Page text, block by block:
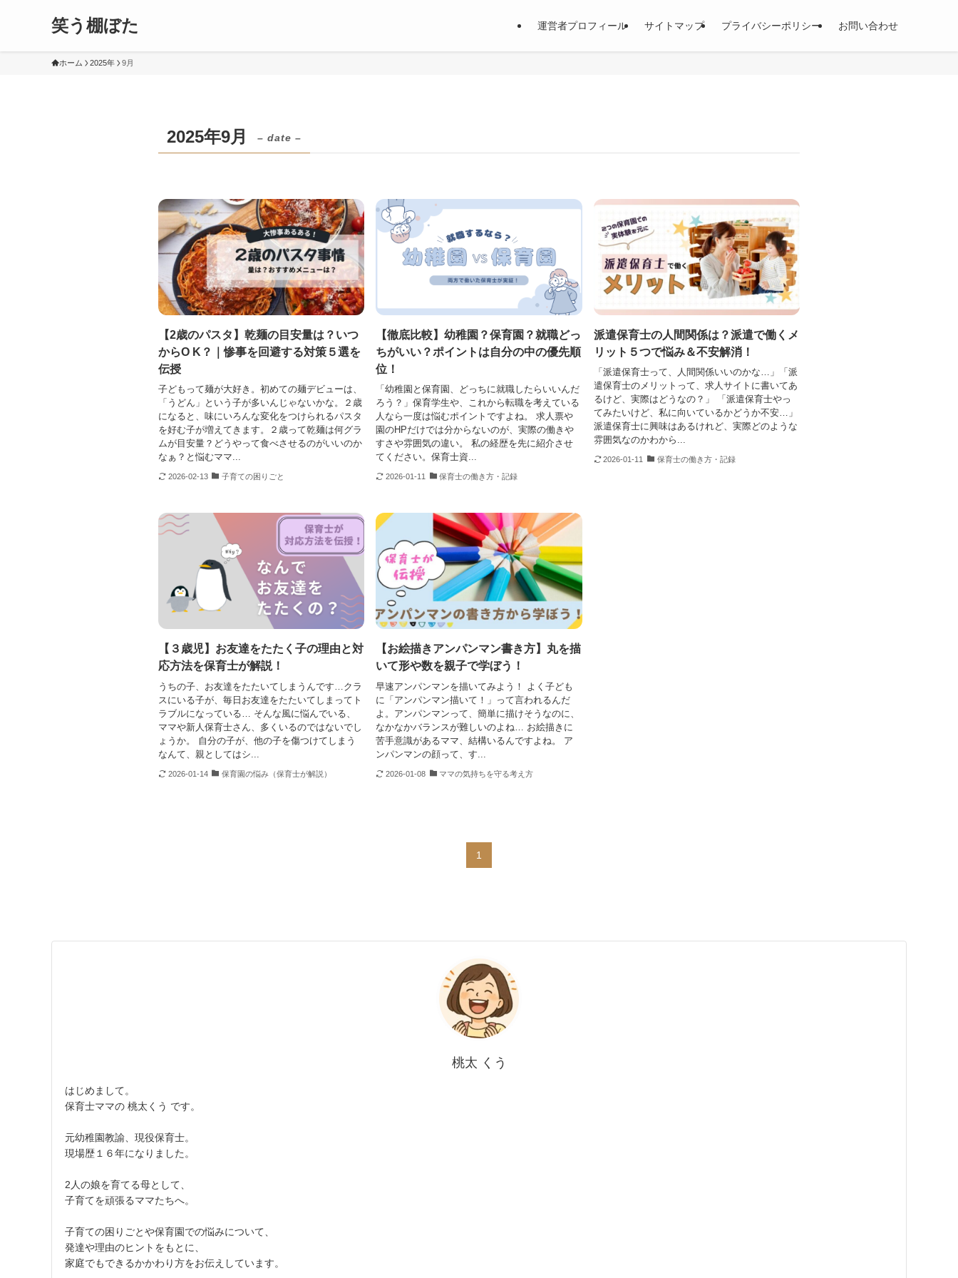
笑う棚ぼた 運営者プロフィール サイトマップ プライバシーポリシー お問い合わせ
ホーム 2025年 9月
2025年9月 – date –
【2歳のパスタ】乾麺の目安量は？いつ
からO K？｜惨事を回避する対策５選を
伝授
子どもって麺が大好き。初めての麺デビューは、
「うどん」という子が多いんじゃないかな。２歳
になると、味にいろんな変化をつけられるパスタ
を好む子が増えてきます。２歳って乾麺は何グラ
ムが目安量？どうやって食べさせるのがいいのか
なぁ？と悩むママ...
2026-02-13 子育ての困りごと
【徹底比較】幼稚園？保育園？就職どっ
ちがいい？ポイントは自分の中の優先順
位！
「幼稚園と保育園、どっちに就職したらいいんだ
ろう？」保育学生や、これから転職を考えている
人なら一度は悩むポイントですよね。 求人票や
園のHPだけでは分からないのが、実際の働きや
すさや雰囲気の違い。 私の経歴を先に紹介させ
てください。保育士資...
2026-01-11 保育士の働き方・記録
派遣保育士の人間関係は？派遣で働くメ
リット５つで悩み＆不安解消！
「派遣保育士って、人間関係いいのかな…」「派
遣保育士のメリットって、求人サイトに書いてあ
るけど、実際はどうなの？」 「派遣保育士やっ
てみたいけど、私に向いているかどうか不安…」
派遣保育士に興味はあるけれど、実際どのような
雰囲気なのかわから...
2026-01-11 保育士の働き方・記録
【３歳児】お友達をたたく子の理由と対
応方法を保育士が解説！
うちの子、お友達をたたいてしまうんです…クラ
スにいる子が、毎日お友達をたたいてしまってト
ラブルになっている… そんな風に悩んでいる、
ママや新人保育士さん、多くいるのではないでし
ょうか。 自分の子が、他の子を傷つけてしまう
なんて、親としてはシ...
2026-01-14 保育園の悩み（保育士が解説）
【お絵描きアンパンマン書き方】丸を描
いて形や数を親子で学ぼう！
早速アンパンマンを描いてみよう！ よく子ども
に「アンパンマン描いて！」って言われるんだ
よ。アンパンマンって、簡単に描けそうなのに、
なかなかバランスが難しいのよね… お絵描きに
苦手意識があるママ、結構いるんですよね。 ア
ンパンマンの顔って、す...
2026-01-08 ママの気持ちを守る考え方
1
桃太 くう
はじめまして。
保育士ママの 桃太くう です。
元幼稚園教諭、現役保育士。
現場歴１６年になりました。
2人の娘を育てる母として、
子育てを頑張るママたちへ。
子育ての困りごとや保育園での悩みについて、
発達や理由のヒントをもとに、
家庭でもできるかかわり方をお伝えしています。